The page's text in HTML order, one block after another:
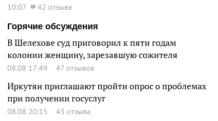
10:07
42 отзыва
Горячие обсуждения
В Шелехове суд приговорил к пяти годам
колонии женщину, зарезавшую сожителя
08.08 17:49 47 отзывов
Иркутян приглашают пройти опрос о проблемах
при получении госуслуг
08.08 20:15 43 отзыва